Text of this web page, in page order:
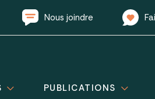
Nous joindre
PUBLICATIONS